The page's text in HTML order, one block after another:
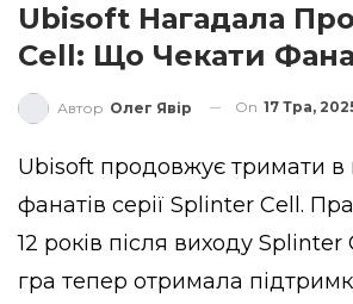
Ubisoft Нагадала
Cell: Що Чекати
Автор Олег Явір On 17 Тра,
Ubisoft продовжує тримати в
фанатів серії Splinter Cell.
12 років після виходу
гра тепер отримала